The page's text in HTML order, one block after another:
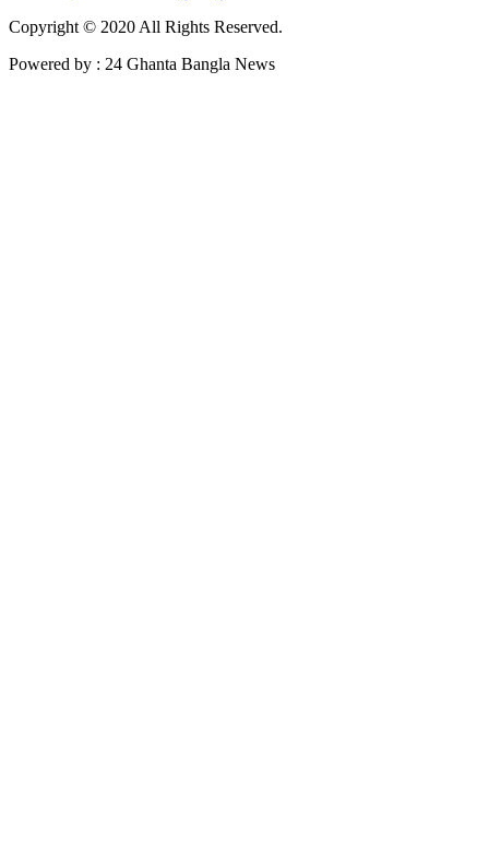
Copyright © 2020 All Rights Reserved.
Powered by : 24 Ghanta Bangla News